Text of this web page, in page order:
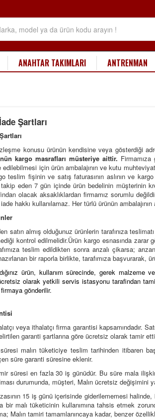
ANAHTAR TAKIMLARI ANTRENMAN
Şartları
konusu ürünün kendisine veya gösterdiği
kargo masrafları müsteriye aittir.
edilebilmesi için ürün ambalajının ve kutu
teslim fişinin ve satış faturasının aslının ve
takip eden 7 gün içinde ürün bedelinin müşterinin
olacak aksaklıklardan firmamız sorumlu
hakkı kullanılamaz. Her türlü ürünün ambalajının
satın almış olduğunuz ürünlerin tarafınıza
kontrol edilmelidir.Ürün kargo esnasında
teslim edildikten sonra arızalı çikarsa;
bir raporla birlikte, tarafımıza
ürün, kullanım sürecinde, gerek malzeme
olarak yetkili servis istasyonu tarafindan
gönderilir.
veya ithalatçı firma garantisi kapsamındadır.
garanti şartlarına göre ücretsiz olarak tamir
malın tüketiciye teslim tarihinden itibaren
süre garanti süresine eklenir.
süresi en fazla 30 iş günüdür. Bu süre mala
durumunda, müşteri, Malın ücretsiz değişimini
15 iş günü içerisinde giderilememesi
bir malı tüketicinin kullanımına tahsis etmek
Malın tamiri tamamlanıncaya kadar, benzer